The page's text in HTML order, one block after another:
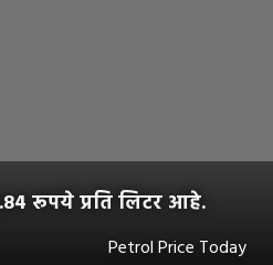
रूपये प्रति लिटर आहे.
Petrol Price Today